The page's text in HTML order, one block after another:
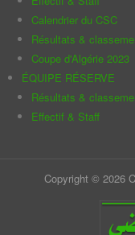
Calendrier du CSC
Résultats &
Coupe d'Algérie 2023
ÉQUIPE RÉSERVE
Résultats &
Effectif & Staff
Copyright © 2026